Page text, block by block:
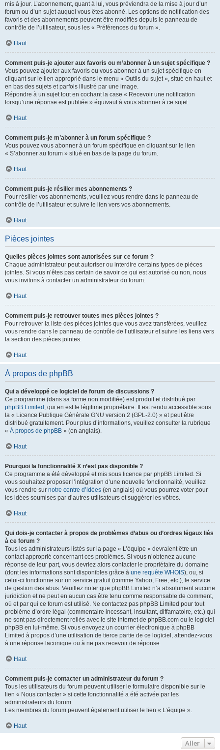
mis à jour. L’abonnement, quant à lui, vous préviendra de la mise à jour d’un
forum ou d’un sujet auquel vous êtes abonné. Les options de notification des
favoris et des abonnements peuvent être modifiés depuis le panneau de
contrôle de l’utilisateur, sous les « Préférences du forum ».
Haut
Comment puis-je ajouter aux favoris ou m’abonner à un sujet spécifique ?
Vous pouvez ajouter aux favoris ou vous abonner à un sujet spécifique en
cliquant sur le lien approprié dans le menu « Outils du sujet », situé en haut et
en bas des sujets et parfois illustré par une image.
Répondre à un sujet tout en cochant la case « Recevoir une notification
lorsqu’une réponse est publiée » équivaut à vous abonner à ce sujet.
Haut
Comment puis-je m’abonner à un forum spécifique ?
Vous pouvez vous abonner à un forum spécifique en cliquant sur le lien
« S’abonner au forum » situé en bas de la page du forum.
Haut
Comment puis-je résilier mes abonnements ?
Pour résilier vos abonnements, veuillez vous rendre dans le panneau de
contrôle de l’utilisateur et suivre le lien vers vos abonnements.
Haut
Pièces jointes
Quelles pièces jointes sont autorisées sur ce forum ?
Chaque administrateur peut autoriser ou interdire certains types de pièces
jointes. Si vous n’êtes pas certain de savoir ce qui est autorisé ou non, nous
vous invitons à contacter un administrateur du forum.
Haut
Comment puis-je retrouver toutes mes pièces jointes ?
Pour retrouver la liste des pièces jointes que vous avez transférées, veuillez
vous rendre dans le panneau de contrôle de l’utilisateur et suivre les liens vers
la section des pièces jointes.
Haut
À propos de phpBB
Qui a développé ce logiciel de forum de discussions ?
Ce programme (dans sa forme non modifiée) est produit et distribué par
phpBB Limited , qui en est le légitime propriétaire. Il est rendu accessible sous
la « Licence Publique Générale GNU version 2 (GPL-2.0) » et peut être
distribué gratuitement. Pour plus d’informations, veuillez consulter la rubrique
« À propos de phpBB » (en anglais).
Haut
Pourquoi la fonctionnalité X n’est pas disponible ?
Ce programme a été développé et mis sous licence par phpBB Limited. Si
vous souhaitez proposer l’intégration d’une nouvelle fonctionnalité, veuillez
vous rendre sur notre centre d’idées (en anglais) où vous pourrez voter pour
les idées soumises par d’autres utilisateurs et suggérer les vôtres.
Haut
Qui dois-je contacter à propos de problèmes d’abus ou d’ordres légaux liés
à ce forum ?
Tous les administrateurs listés sur la page « L’équipe » devraient être un
contact approprié concernant ces problèmes. Si vous n’obtenez aucune
réponse de leur part, vous devriez alors contacter le propriétaire du domaine
(dont les informations sont disponibles grâce à une requête WHOIS), ou, si
celui-ci fonctionne sur un service gratuit (comme Yahoo, Free, etc.), le service
de gestion des abus. Veuillez noter que phpBB Limited n’a absolument aucune
juridiction et ne peut en aucun cas être tenu comme responsable de comment,
où et par qui ce forum est utilisé. Ne contactez pas phpBB Limited pour tout
problème d’ordre légal (commentaire incessant, insultant, diffamatoire, etc.) qui
ne sont pas directement reliés avec le site internet de phpBB.com ou le logiciel
phpBB en lui-même. Si vous envoyez un courrier électronique à phpBB
Limited à propos d’une utilisation de tierce partie de ce logiciel, attendez-vous
à une réponse laconique ou à ne pas recevoir de réponse.
Haut
Comment puis-je contacter un administrateur du forum ?
Tous les utilisateurs du forum peuvent utiliser le formulaire disponible sur le
lien « Nous contacter » si cette fonctionnalité a été activée par les
administrateurs du forum.
Les membres du forum peuvent également utiliser le lien « L’équipe ».
Haut
Aller